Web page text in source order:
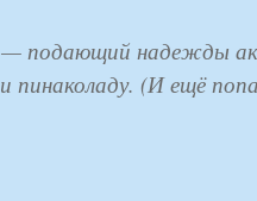
— подающий надежды
пинаколаду. (И ещё